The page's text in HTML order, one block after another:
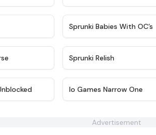
★ 4.8
Sprunki Babies With OC’s
Sprunki Relish
★ ★
Io Games Narrow One
Advertisement